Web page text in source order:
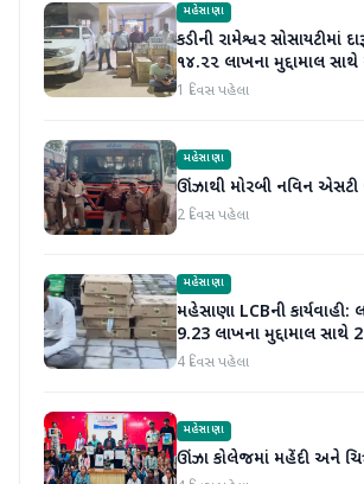
મહેસાણા
કડીની રામેશ્વર સોસાયટીમાં
૧૪.૨૨ લાખના મુદ્દામાલ
ધરપકડ
1 દિવસ પહેલા
મહેસાણા
ઊંઝાથી મોરબી નવિન એસટી
2 દિવસ પહેલા
મહેસાણા
મહેસાણા LCBની કાર્યવાહી:
9.23 લાખના મુદ્દામાલ સાથે
4 દિવસ પહેલા
મહેસાણા
ઊંઝા કોલેજમાં મહેંદી અને